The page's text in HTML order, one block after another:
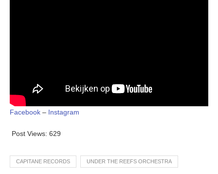
Facebook – Instagram
Post Views: 629
CAPITANE RECORDS UNDER THE REEFS ORCHESTRA